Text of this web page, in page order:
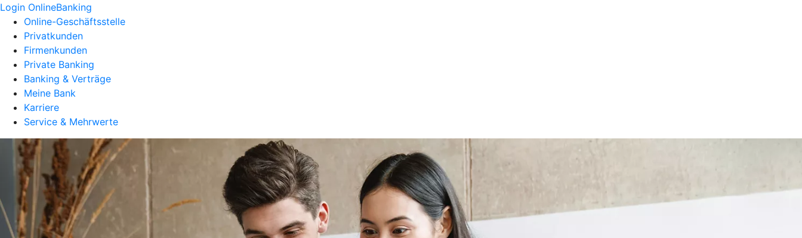
Login OnlineBanking
Online-Geschäftsstelle
Privatkunden
Firmenkunden
Private Banking
Banking & Verträge
Meine Bank
Karriere
Service & Mehrwerte